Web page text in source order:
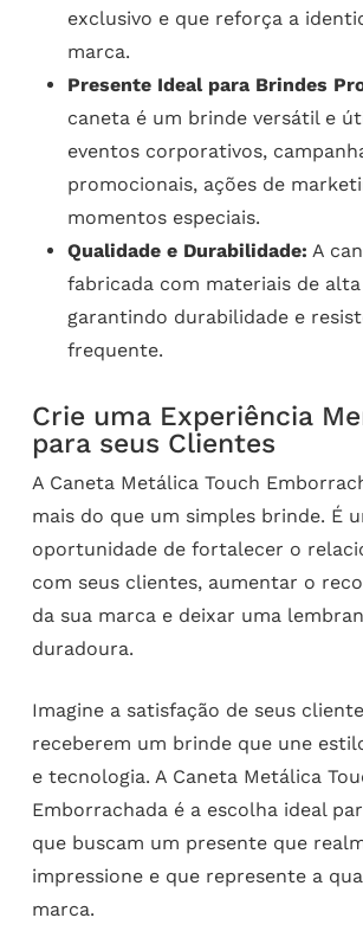
exclusivo e que reforça a
marca.
Presente Ideal para Brindes
caneta é um brinde versátil e
eventos corporativos,
promocionais, ações de
momentos especiais.
Qualidade e Durabilidade: A
fabricada com materiais de
garantindo durabilidade e
frequente.
Crie uma Experiência
para seus Clientes
A Caneta Metálica Touch
mais do que um simples brinde. É
oportunidade de fortalecer o
com seus clientes, aumentar o
da sua marca e deixar uma
duradoura.
Imagine a satisfação de seus
receberem um brinde que une
e tecnologia. A Caneta Metálica
Emborrachada é a escolha ideal
que buscam um presente que
impressione e que represente a
marca.